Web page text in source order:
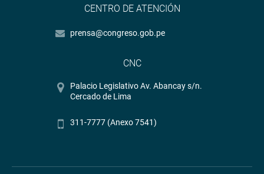
CENTRO DE ATENCIÓN
prensa@congreso.gob.pe
CNC
Palacio Legislativo Av. Abancay s/n.
Cercado de Lima
311-7777 (Anexo 7541)